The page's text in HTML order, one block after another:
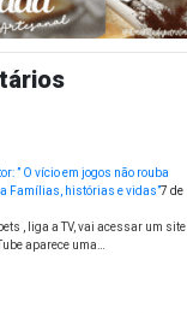
” O vício em jogos não rouba
Famílias, histórias e vidas”7 de
, liga a TV, vai acessar um site
aparece uma…